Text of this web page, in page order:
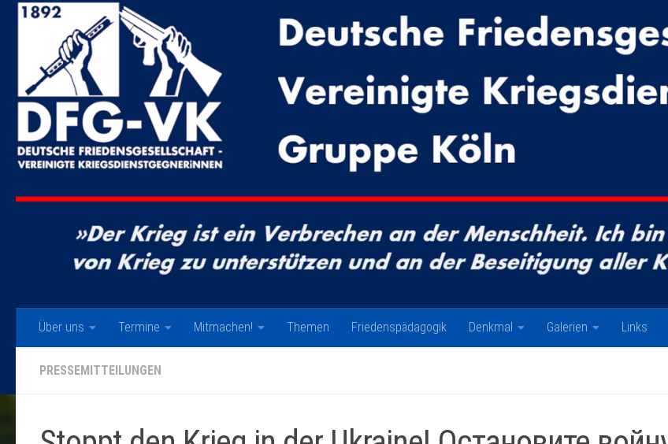
Zum Inhalt springen
Über uns Termine Mitmachen! Themen Friedenspädagogik Denkmal Galerien Links
PRESSEMITTEILUNGEN